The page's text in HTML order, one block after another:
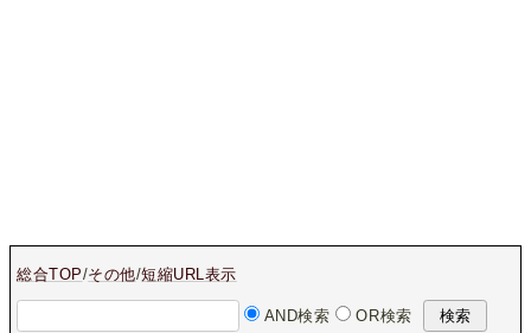
総合TOP/その他/短縮URL表示
AND検索 OR検索